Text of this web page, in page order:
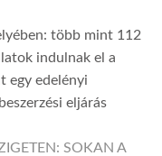
több mint 112
indulnak el a
egy edelényi
eljárás
SOKAN A